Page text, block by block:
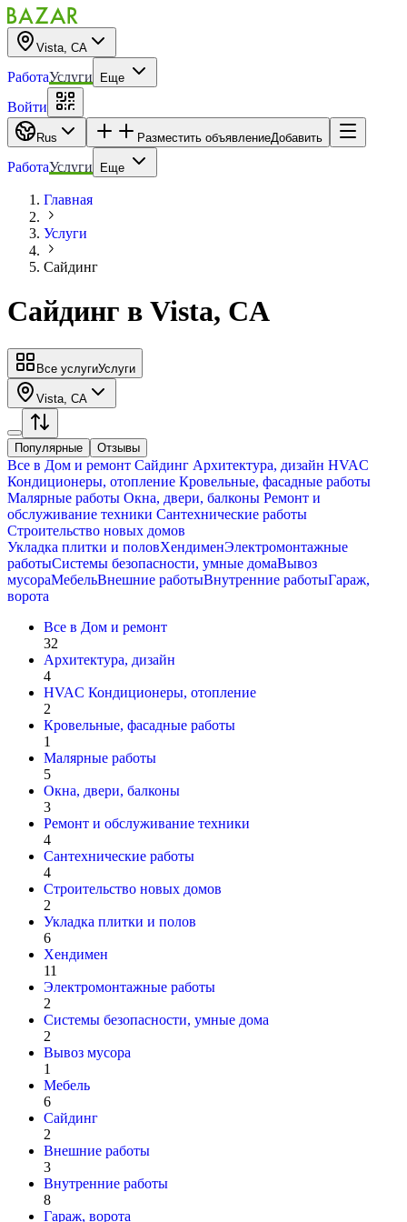
Vista, CA
РаботаУслуги Еще
Войти
Rus Разместить объявлениеДобавить
РаботаУслуги Еще
Главная
Услуги
Сайдинг
Сайдинг в Vista, CA
Все услугиУслуги
Vista, CA
Популярные Отзывы
Все в Дом и ремонт Сайдинг Архитектура, дизайн HVAC
Кондиционеры, oтопление Кровельные, фасадные работы
Малярные работы Окна, двери, балконы Ремонт и
обслуживание техники Сантехнические работы
Строительство новых домов
Укладка плитки и половХендименЭлектромонтажные
работыСистемы безопасности, умные домаВывоз
мусораМебельВнешние работыВнутренние работыГараж,
ворота
Все в Дом и ремонт
32
Архитектура, дизайн
4
HVAC Кондиционеры, oтопление
2
Кровельные, фасадные работы
1
Малярные работы
5
Окна, двери, балконы
3
Ремонт и обслуживание техники
4
Сантехнические работы
4
Строительство новых домов
2
Укладка плитки и полов
6
Хендимен
11
Электромонтажные работы
2
Системы безопасности, умные дома
2
Вывоз мусора
1
Мебель
6
Сайдинг
2
Внешние работы
3
Внутренние работы
8
Гараж, ворота